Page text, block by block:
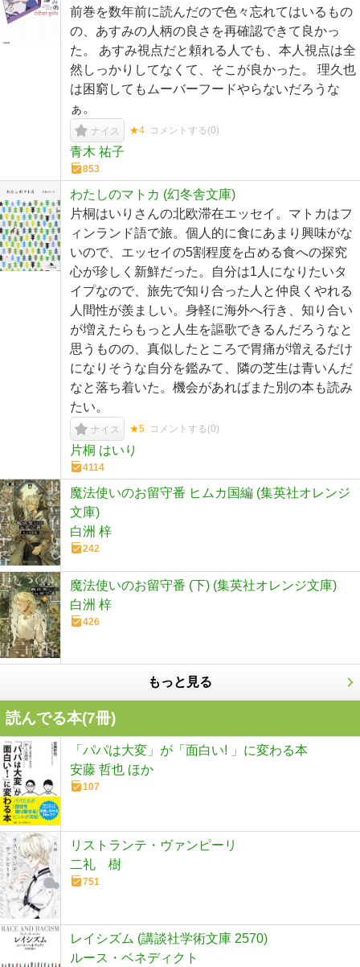
前巻を数年前に読んだので色々忘れてはいるもの
の、あすみの人柄の良さを再確認できて良かっ
た。 あすみ視点だと頼れる人でも、本人視点は全
然しっかりしてなくて、そこが良かった。 理久也
は困窮してもムーバーフードやらないだろうな
ぁ。
ナイス ★4 コメントする(0)
青木 祐子
853
わたしのマトカ (幻冬舎文庫)
片桐はいりさんの北欧滞在エッセイ。マトカはフ
ィンランド語で旅。個人的に食にあまり興味がな
いので、エッセイの5割程度を占める食への探究
心が珍しく新鮮だった。自分は1人になりたいタ
イプなので、旅先で知り合った人と仲良くやれる
人間性が羨ましい。身軽に海外へ行き、知り合い
が増えたらもっと人生を謳歌できるんだろうなと
思うものの、真似したところで胃痛が増えるだけ
になりそうな自分を鑑みて、隣の芝生は青いんだ
なと落ち着いた。機会があればまた別の本も読み
たい。
ナイス ★5 コメントする(0)
片桐 はいり
4114
魔法使いのお留守番 ヒムカ国編 (集英社オレンジ
文庫)
白洲 梓
242
魔法使いのお留守番 (下) (集英社オレンジ文庫)
白洲 梓
426
もっと見る
読んでる本(7冊)
「パパは大変」が「面白い! 」に変わる本
安藤 哲也 ほか
107
リストランテ・ヴァンピーリ
二礼 樹
751
レイシズム (講談社学術文庫 2570)
ルース・ベネディクト